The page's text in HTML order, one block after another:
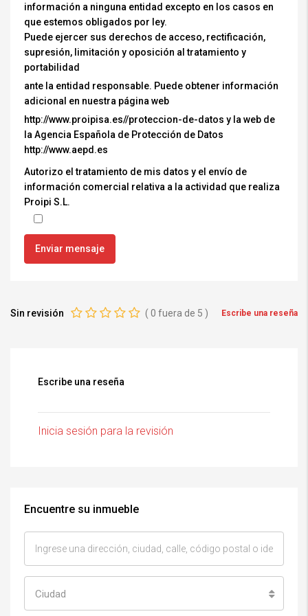
información a ninguna entidad excepto en los casos en
que estemos obligados por ley.
Puede ejercer sus derechos de acceso, rectificación,
supresión, limitación y oposición al tratamiento y
portabilidad
ante la entidad responsable. Puede obtener información
adicional en nuestra página web
http://www.proipisa.es//proteccion-de-datos y la web de
la Agencia Española de Protección de Datos
http://www.aepd.es
Autorizo el tratamiento de mis datos y el envío de
información comercial relativa a la actividad que realiza
Proipi S.L.
Sin revisión ( 0 fuera de 5 ) Escribe una reseña
Escribe una reseña
Inicia sesión para la revisión
Encuentre su inmueble
Ciudad